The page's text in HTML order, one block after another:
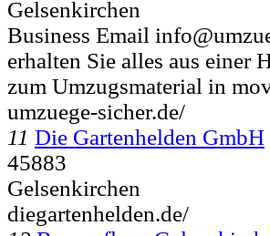
Gelsenkirchen
Business Email
erhalten Sie alles aus einer
zum Umzugsmaterial in
umzuege-sicher.de/
11 Die Gartenhelden GmbH
45883
Gelsenkirchen
diegartenhelden.de/